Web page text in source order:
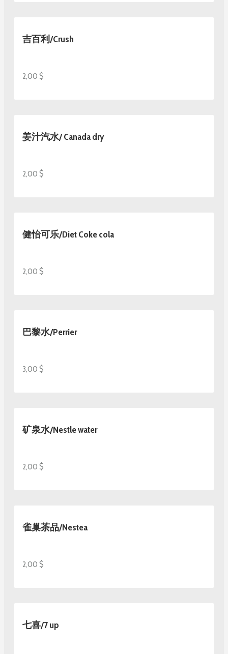
吉百利/Crush
2,00 $
姜汁汽水/ Canada dry
2,00 $
健怡可乐/Diet Coke cola
2,00 $
巴黎水/Perrier
3,00 $
矿泉水/Nestle water
2,00 $
雀巢茶品/Nestea
2,00 $
七喜/7 up